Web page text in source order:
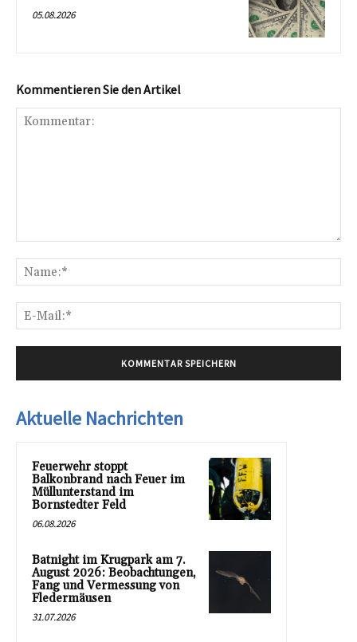
05.08.2026
Kommentieren Sie den Artikel
Aktuelle Nachrichten
Feuerwehr stoppt
Balkonbrand nach Feuer im
Müllunterstand im
Bornstedter Feld
06.08.2026
Batnight im Krugpark am 7.
August 2026: Beobachtungen,
Fang und Vermessung von
Fledermäusen
31.07.2026